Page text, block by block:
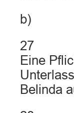
b)
27
Eine
Belinda